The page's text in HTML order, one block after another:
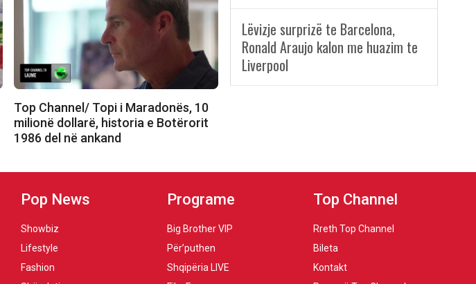
Top Channel/ Topi i Maradonës, 10
milionë dollarë, historia e Botërorit
1986 del në ankand
Lëvizje surprizë te Barcelona,
Ronald Araujo kalon me huazim te
Liverpool
Pop News
Showbiz
Lifestyle
Fashion
Programe
Big Brother VIP
Për’puthen
Shqipëria LIVE
Top Channel
Rreth Top Channel
Bileta
Kontakt